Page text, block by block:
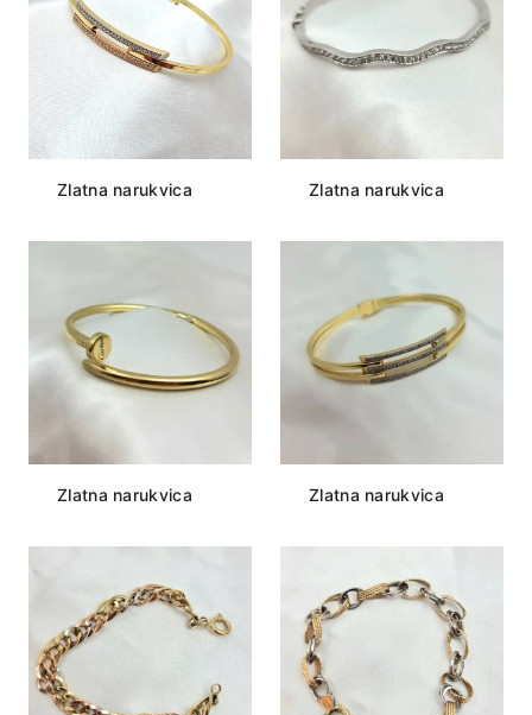
Zlatna narukvica Zlatna narukvica
Zlatna narukvica Zlatna narukvica